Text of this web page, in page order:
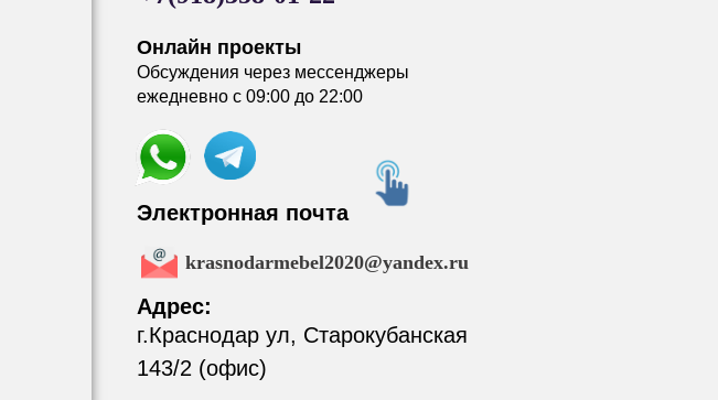
ежедневно с 09:00 до 22:00
Онлайн проекты
г.Краснодар ул, Старокубанская
143/2 (офис)
Адрес:
krasnodarmebel2020@yandex.ru
Электронная почта
Обсуждения через мессенджеры